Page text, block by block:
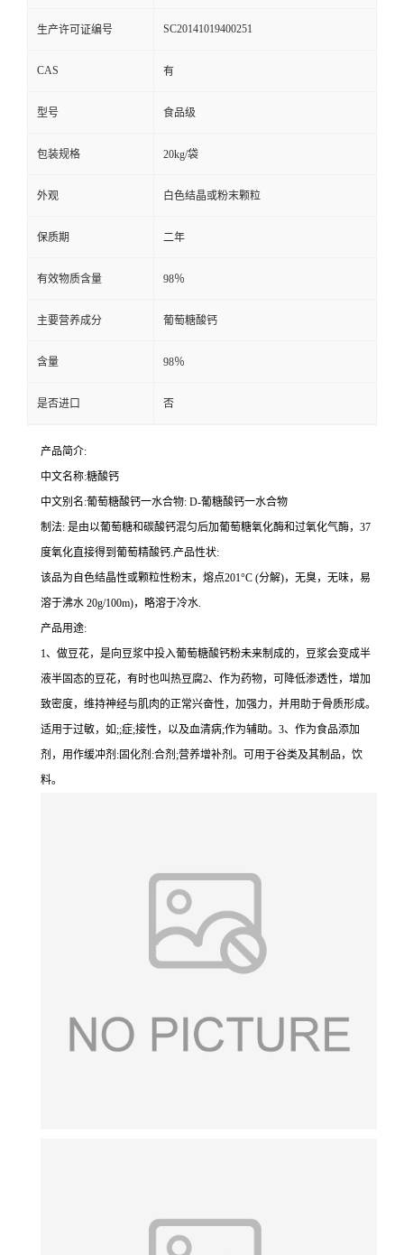
生产许可证编号 SC20141019400251
CAS 有
型号 食品级
包装规格 20kg/袋
外观 白色结晶或粉末颗粒
保质期 二年
有效物质含量 98％
主要营养成分 葡萄糖酸钙
含量 98％
是否进口 否
产品简介:
中文名称:糖酸钙
中文别名:葡萄糖酸钙一水合物: D-葡糖酸钙一水合物
制法: 是由以葡萄糖和碳酸钙混匀后加葡萄糖氧化酶和过氧化气酶，37
度氧化直接得到葡萄精酸钙.产品性状:
该品为自色结晶性或颗粒性粉末，熔点201°C (分解)，无臭，无味，易
溶于沸水 20g/100m)，略溶于冷水.
产品用途:
1、做豆花，是向豆浆中投入葡萄糖酸钙粉未来制成的，豆浆会变成半
液半固态的豆花，有时也叫热豆腐2、作为药物，可降低渗透性，增加
致密度，维持神经与肌肉的正常兴奋性，加强力，并用助于骨质形成。
适用于过敏，如;;症;接性，以及血清病;作为辅助。3、作为食品添加
剂，用作缓冲剂:固化剂:合剂;营养增补剂。可用于谷类及其制品，饮
料。